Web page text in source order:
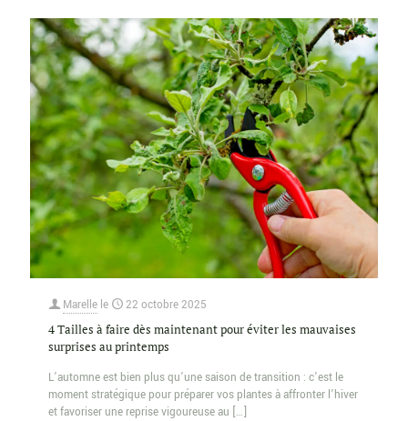
Marelle le 22 octobre 2025
4 Tailles à faire dès maintenant pour éviter les mauvaises
surprises au printemps
L’automne est bien plus qu’une saison de transition : c’est le
moment stratégique pour préparer vos plantes à affronter l’hiver
et favoriser une reprise vigoureuse au […]